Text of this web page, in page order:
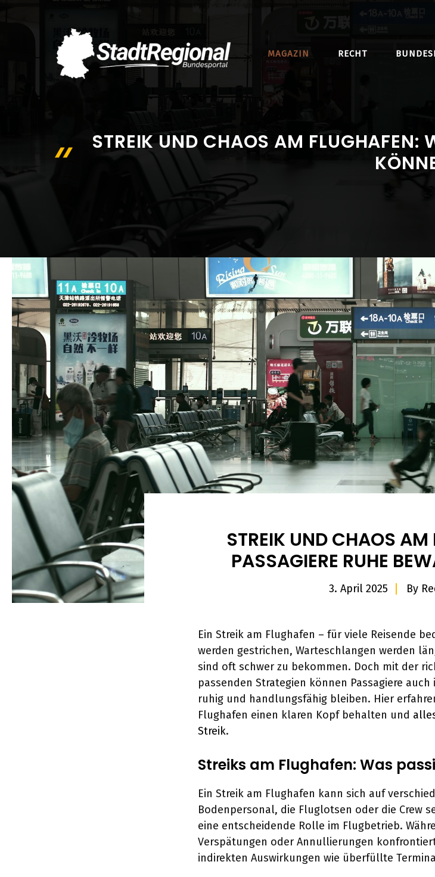
MAGAZIN RECHT
STREIK UND CHAOS AM FLUGHAFEN:
STREIK UND CHAOS AM
PASSAGIERE RUHE
3. April 2025 By
Ein Streik am Flughafen – für viele Reisende
werden gestrichen, Warteschlangen werden
sind oft schwer zu bekommen. Doch mit der
passenden Strategien können Passagiere
ruhig und handlungsfähig bleiben. Hier
Flughafen einen klaren Kopf behalten und
Streik.
Streiks am Flughafen: Was
Ein Streik am Flughafen kann sich auf
Bodenpersonal, die Fluglotsen oder die Crew
eine entscheidende Rolle im Flugbetrieb.
Verspätungen oder Annullierungen
indirekten Auswirkungen wie überfüllte